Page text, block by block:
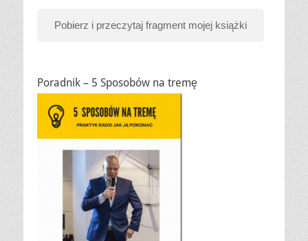
Pobierz i przeczytaj fragment mojej książki
Poradnik – 5 Sposobów na tremę